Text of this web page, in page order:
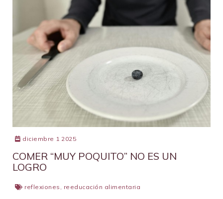
diciembre 1 2025
COMER “MUY POQUITO” NO ES UN
LOGRO
reflexiones , reeducación alimentaria